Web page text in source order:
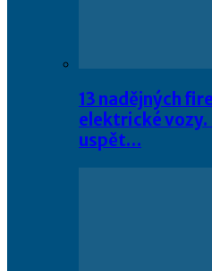
13 nadějných
elektrické vozy.
uspět…